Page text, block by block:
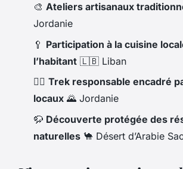
🎨 Ateliers artisanaux
Jordanie
🥄 Participation à la cuisine
l’habitant 🇱🇧 Liban
🚶‍♂️ Trek responsable encadré
locaux 🌄 Jordanie
🦬 Découverte protégée des
naturelles 🐪 Désert d’Arabie